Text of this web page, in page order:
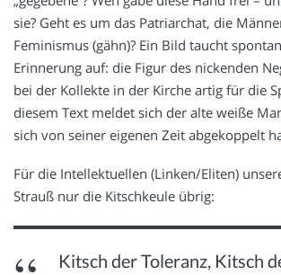
sie? Geht es um das Patriarchat, die
Feminismus (gähn)? Ein Bild taucht
Erinnerung auf: die Figur des nickenden
bei der Kollekte in der Kirche artig für die
diesem Text meldet sich der alte weiße
sich von seiner eigenen Zeit abgekoppelt
Für die Intellektuellen (Linken/Eliten)
Strauß nur die Kitschkeule übrig:
Kitsch der Toleranz, Kitsch